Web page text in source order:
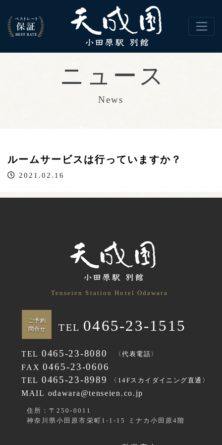
ルームサービスは行っていますか？
2021.02.16
住所：〒250-0011
神奈川県小田原市栄町1-1-15 ミナカ小田原4階
TEL 0465-23-8080 〈代表電話〉
FAX 0465-23-0606
〈14Fスカイダイニング直通〉
TEL 0465-23-8989
MAIL odawara@tenseien.co.jp
TEL 0465-23-1515
ご予約
問合せ
Tenseien Station Hotel Odawara